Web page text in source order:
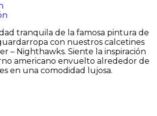
tranquila de la famosa pintura de
con nuestros calcetines
– Nighthawks. Siente la inspiración
americano envuelto alrededor de
en una comodidad lujosa.